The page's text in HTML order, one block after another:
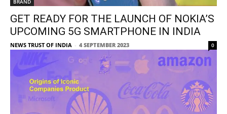
BRAND
GET READY FOR THE LAUNCH OF NOKIA’S
UPCOMING 5G SMARTPHONE IN INDIA
NEWS TRUST OF INDIA - 4 SEPTEMBER 2023 0